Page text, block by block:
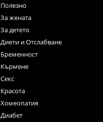
Полезно
За жената
За детето
Диети и Отслабване
Бременност
Кърмене
Секс
Красота
Хомеопатия
Диабет